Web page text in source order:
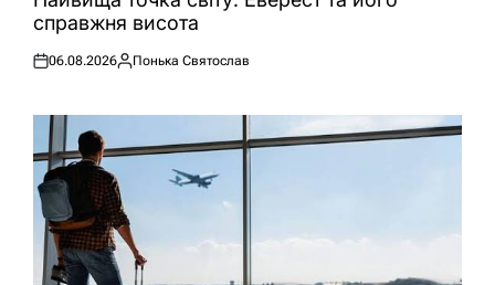
справжня висота
Оприлюднено
06.08.2026
Опубліковано
Понька Святослав